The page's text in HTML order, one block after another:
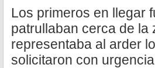
Los primeros en llegar
patrullaban cerca de la
representaba al arder
solicitaron con